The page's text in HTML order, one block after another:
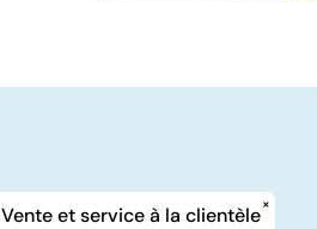
Vente et service à la clientèle×